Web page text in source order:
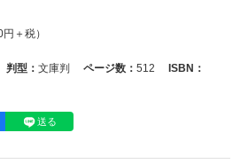
円＋税）
判型： 文庫判 ページ数： 512
ISBN：
送る